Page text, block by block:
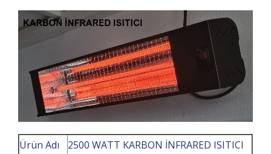
Ürün Adı
2500 WATT KARBON İNFRARED ISITICI